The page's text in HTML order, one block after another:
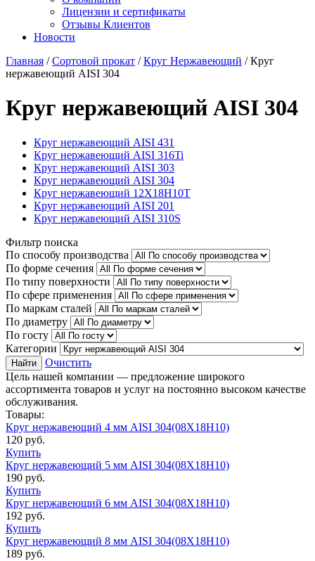
Лицензии и сертификаты
Отзывы Клиентов
Новости
Главная /Сортовой прокат /Круг Нержавеющий /Круг
нержавеющий AISI 304
Круг нержавеющий AISI 304
Круг нержавеющий AISI 431
Круг нержавеющий AISI 316Ti
Круг нержавеющий AISI 303
Круг нержавеющий AISI 304
Круг нержавеющий 12Х18Н10Т
Круг нержавеющий AISI 201
Круг нержавеющий AISI 310S
Фильтр поиска
По способу производства
По форме сечения
По типу поверхности
По сфере применения
По маркам сталей
По диаметру
По госту
Категории
Найти
Очистить
Цель нашей компании — предложение широкого
ассортимента товаров и услуг на постоянно высоком качестве
обслуживания.
Товары:
Круг нержавеющий 4 мм AISI 304(08Х18Н10)
120 руб.
Купить
Круг нержавеющий 5 мм AISI 304(08Х18Н10)
190 руб.
Купить
Круг нержавеющий 6 мм AISI 304(08Х18Н10)
192 руб.
Купить
Круг нержавеющий 8 мм AISI 304(08Х18Н10)
189 руб.